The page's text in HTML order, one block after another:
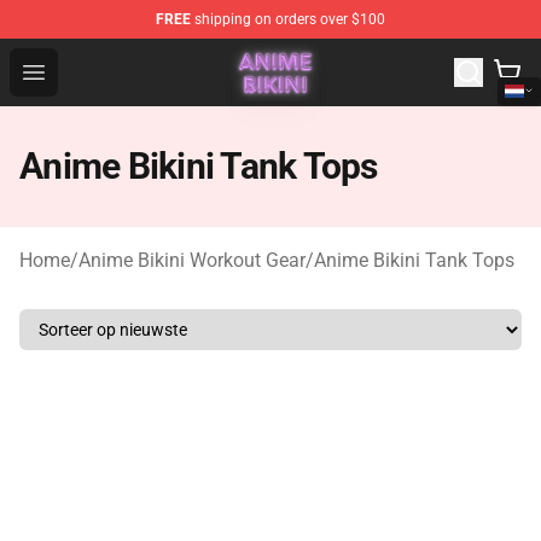
FREE shipping on orders over $100
Open menu
Anime Bikini Shop - The Best Store of Anime Bikini
Anime Bikini Tank Tops
Home/Anime Bikini Workout Gear/Anime Bikini Tank Tops